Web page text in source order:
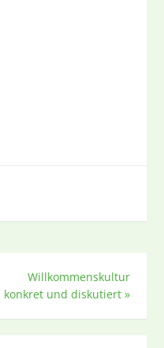
Willkommenskultur
konkret und diskutiert»